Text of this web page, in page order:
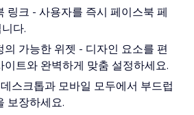
링크 - 사용자를 즉시 페이스북 페
다.
의 가능한 위젯 - 디자인 요소를 편
이트와 완벽하게 맞춤 설정하세요.
스크톱과 모바일 모두에서 부드럽
보장하세요.